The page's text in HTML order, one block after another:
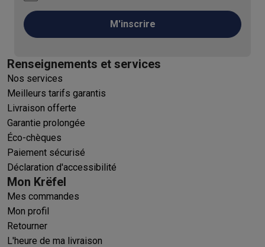
M'inscrire
Renseignements et services
Nos services
Meilleurs tarifs garantis
Livraison offerte
Garantie prolongée
Éco-chèques
Paiement sécurisé
Déclaration d'accessibilité
Mon Krëfel
Mes commandes
Mon profil
Retourner
L'heure de ma livraison